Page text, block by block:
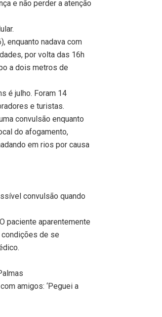
e não perder a atenção
enquanto nadava com
por volta das 16h
a dois metros de
é julho. Foram 14
e turistas.
convulsão enquanto
do afogamento,
em rios por causa
convulsão quando
paciente aparentemente
de se
amigos: ‘Peguei a